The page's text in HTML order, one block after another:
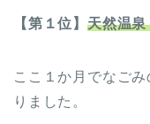
【第１位】 天然温
ここ１か月でなご
りました。